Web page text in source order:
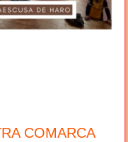
COMARCA